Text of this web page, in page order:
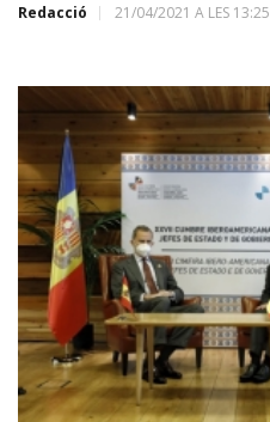
Redacció 21/04/2021 A LES 13:25